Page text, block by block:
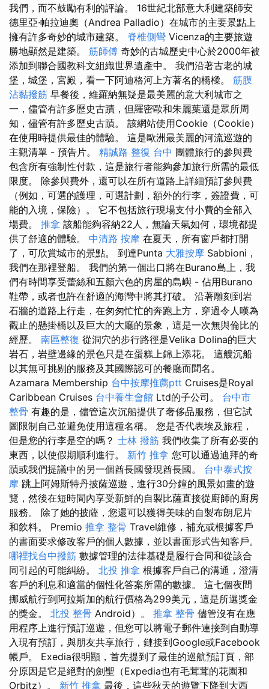
我們，而不鼓勵有利的評論。 16世紀北部意大利建築師安
德里亞·帕拉迪奧（Andrea Palladio）在城市的主要景點上
擁有許多奇妙的城市建築。 脊椎側彎 Vicenza的主要旅遊
勝地顯然是建築。 筋師傅 奇妙的古城歷史中心於2000年被
添加到聯合國教科文組織世界遺產中。 我們沿著古老的城
堡，城堡，宮殿，看一下阿迪格河上方著名的橋樑。 筋膜
沾黏撥筋 早餐後，維羅納無疑是最美麗的意大利城市之
一，儘管有許多歷史古蹟，但羅密歐和朱麗葉還是眾所周
知，儘管有許多歷史古蹟。 該網站使用Cookie（Cookie）
在使用時提供最佳的體驗。 這是歐洲最美麗的河流巡遊的
主觀清單 - 預告片。 精誠路 整復 台中 團體旅行的參與費
包含所有強制性付款，這是旅行者能夠參加旅行所需的最低
限度。 除參與費外，還可以在所有道路上詳細預訂參與費
（例如，可選的護理，可選計劃，額外的行李，簽證費，可
能的入境，保險）。 它不包括旅行現場支付小費的全部入
場費。 推拿 該船能夠容納22人，無論天氣如何，環境都提
供了舒適的體驗。 中清路 按摩 在夏天，所有窗戶都打開
了，可欣賞城市的景點。 到達Punta 大雅按摩 Sabbioni，
我們在那裡登船。 我們的第一個出口將在Burano島上，我
們有時間享受蕾絲和五顏六色的房屋的島嶼 - 佔用Burano
鞋帶，或者也許在舒適的海灣中將其打破。 沿著雕刻到岩
石牆的道路上行走，在匆匆忙忙的奔跑上方，穿過令人嘆為
觀止的懸掛橋以及巨大的大廳的景象，這是一次無與倫比的
經歷。 南區整復 從洞穴的步行路徑是Velika Dolina的巨大
岩石，岩壁邊緣的景色只是在蛋糕上錦上添花。 這艘沉船
以其無可挑剔的服務及其國際認可的餐廳而聞名。
Azamara Membership 台中按摩推薦ptt Cruises是Royal
Caribbean Cruises 台中養生會館 Ltd的子公司。 台中市
整骨 有趣的是，儘管這次沉船提供了奢侈品服務，但它試
圖限制自己並避免使用這種名稱。 您是否代表埃及旅程，
但是您的行李是空的嗎？ 士林 撥筋 我們收集了所有必要的
東西，以使假期順利進行。 新竹 推拿 您可以通過迪拜的奇
蹟或我們提議中的另一個酋長國發現酋長國。 台中泰式按
摩 跳上阿姆斯特丹披薩巡遊，進行30分鐘的風景如畫的遊
覽，然後在短時間內享受新鮮的自製比薩直接從廚師的廚房
服務。 除了她的披薩，您還可以獲得美味的自製布朗尼片
和飲料。 Premio 推拿 整骨 Travel維修，補充或根據客戶
的書面要求修改客戶的個人數據，並以書面形式告知客戶。
哪裡找台中撥筋 數據管理的法律基礎是履行合同和從該合
同引起的可能糾紛。 北投 推拿 根據客戶自己的溝通，澄清
客戶的利息和適當的個性化答案所需的數據。 這七個夜間
挪威航行到阿拉斯加的航行價格為299美元，這是所選獎金
的獎金。 北投 整骨 Android）。 推拿 整骨 儘管沒有在應
用程序上進行預訂巡遊，但您可以將電子郵件連接到自動導
入現有預訂，與朋友共享旅行，鏈接到Google或Facebook
帳戶。 Exedia很明顯，首先提到了最佳的巡航預訂頁，部
分原因是它是絕對的劍聖（Expedia也有毛茸茸的花園和
Orbitz）。 新竹 推拿 最後，這些秋天的遊覽下降到大西